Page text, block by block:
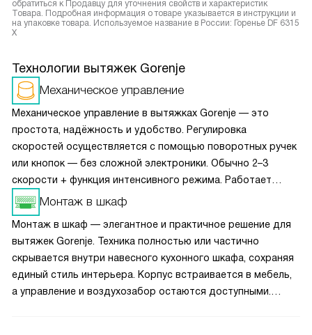
обратиться к Продавцу для уточнения свойств и характеристик
Товара. Подробная информация о товаре указывается в инструкции и
на упаковке товара. Используемое название в России: Горенье DF 6315
X
Технологии вытяжек Gorenje
Механическое управление
Механическое управление в вытяжках Gorenje — это
простота, надёжность и удобство. Регулировка
скоростей осуществляется с помощью поворотных ручек
или кнопок — без сложной электроники. Обычно 2–3
скорости + функция интенсивного режима. Работает
мгновенно, не требует привыкания, устойчиво
к перепадам напряжения и влаге. Идеально для тех, кто
ценит практичность: легко включить даже мокрыми
руками, не боится случайных нажатий. Нет дисплея —
меньше потребляет энергии и проще в ремонте.
Монтаж в шкаф
Монтаж в шкаф — элегантное и практичное решение для
вытяжек Gorenje. Техника полностью или частично
скрывается внутри навесного кухонного шкафа, сохраняя
единый стиль интерьера. Корпус встраивается в мебель,
а управление и воздухозабор остаются доступными.